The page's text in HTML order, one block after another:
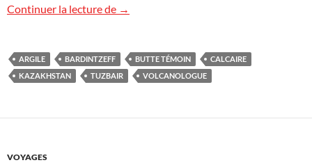
Continuer la lecture de La dent de Tuzbair, Kazakhstan
→
ARGILE BARDINTZEFF BUTTE TÉMOIN
CALCAIRE
KAZAKHSTAN
TUZBAIR VOLCANOLOGUE
VOYAGES